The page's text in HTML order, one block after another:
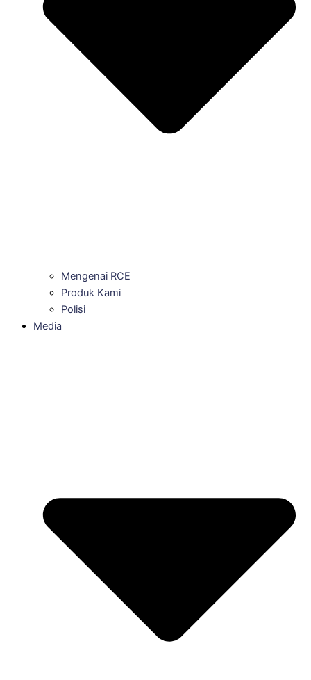
Mengenai RCE
Produk Kami
Polisi
Media